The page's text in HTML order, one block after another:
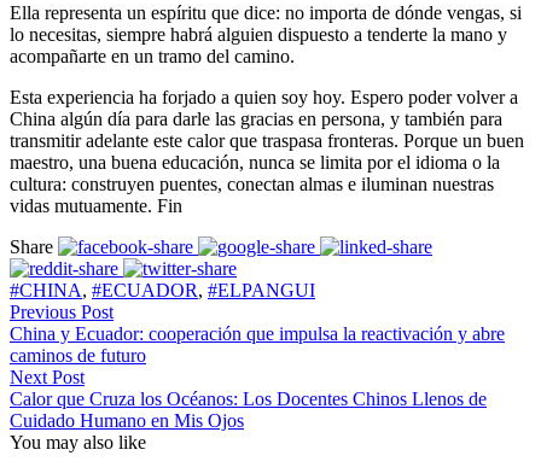
Ella representa un espíritu que dice: no importa de dónde vengas, si
lo necesitas, siempre habrá alguien dispuesto a tenderte la mano y
acompañarte en un tramo del camino.
Esta experiencia ha forjado a quien soy hoy. Espero poder volver a
China algún día para darle las gracias en persona, y también para
transmitir adelante este calor que traspasa fronteras. Porque un buen
maestro, una buena educación, nunca se limita por el idioma o la
cultura: construyen puentes, conectan almas e iluminan nuestras
vidas mutuamente. Fin
Share
#CHINA, #ECUADOR, #ELPANGUI
Previous Post
China y Ecuador: cooperación que impulsa la reactivación y abre
caminos de futuro
Next Post
Calor que Cruza los Océanos: Los Docentes Chinos Llenos de
Cuidado Humano en Mis Ojos
You may also like